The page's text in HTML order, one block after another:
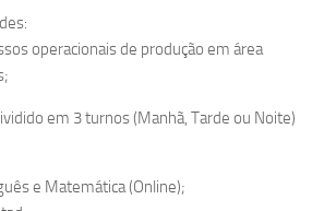
operacionais de produção em área
em 3 turnos (Manhã, Tarde ou Noite)
e Matemática (Online);